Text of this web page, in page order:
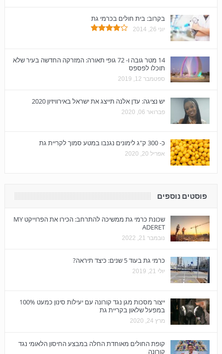
בקרוב: בית חולים בכרמי גת
יוני 26, 2014
14 מטר גובה ו- 72 גופי תאורה: המזרקה החדשה בעיר שלא
תוכלו לפספס
ספטמבר 12, 2019
יש נציגה: עדן אלנה תייצג את ישראל באירוויזיון 2020
פברואר 06, 2020
כ- 300 ק"ג לימונים נגנבו במטע סמוך לקריית גת
אפריל 20, 2020
פוסטים נוספים
שכונת כרמי גת ממשיכה להתרחב: הכירו את הפרוייקט MY
ADERET
נובמבר 21, 2022
כרמי גת בעוד 5 שנים: כיצד תיראה?
יולי 21, 2019
ייצור מסכות מגן נגד קורונה עם יעילות סינון כמעט 100%
במפעל שלאון בקריית גת
מרץ 24, 2020
קופת החולים מאוחדת החלה במבצע החיסון הלאומי נגד
קורונה